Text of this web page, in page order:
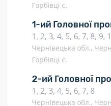
Горбівці с.
1-ий Головної
1, 2, 3, 4, 5, 6, 7, 8, 9,
Чернівецька обл.,
Горбівці с.
2-ий Головної
1, 2, 3, 4, 5, 6, 7, 8
Чернівецька обл.,